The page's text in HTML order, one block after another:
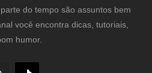
do tempo são assuntos bem
você encontra dicas, tutoriais,
humor.